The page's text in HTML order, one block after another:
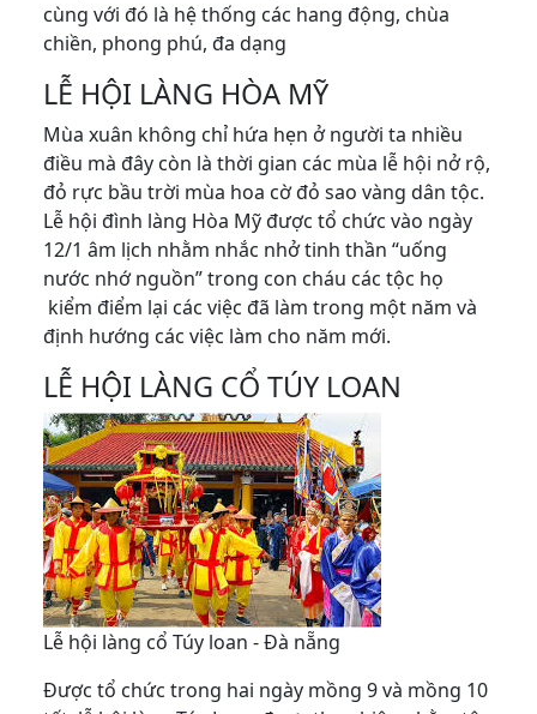
cùng với đó là hệ thống các hang động, chùa
chiền, phong phú, đa dạng
LỄ HỘI LÀNG HÒA MỸ
Mùa xuân không chỉ hứa hẹn ở người ta nhiều
điều mà đây còn là thời gian các mùa lễ hội nở rộ,
đỏ rực bầu trời mùa hoa cờ đỏ sao vàng dân tộc.
Lễ hội đình làng Hòa Mỹ được tổ chức vào ngày
12/1 âm lịch nhằm nhắc nhở tinh thần “uống
nước nhớ nguồn” trong con cháu các tộc họ
kiểm điểm lại các việc đã làm trong một năm và
định hướng các việc làm cho năm mới.
LỄ HỘI LÀNG CỔ TÚY LOAN
Lễ hội làng cổ Túy loan - Đà nẵng
Được tổ chức trong hai ngày mồng 9 và mồng 10